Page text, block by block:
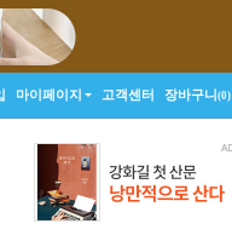
마이페이지 고객센터 장바구니(0)